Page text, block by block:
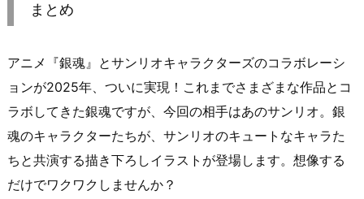
まとめ
アニメ『銀魂』とサンリオキャラクターズのコラボレーシ
ョンが2025年、ついに実現！これまでさまざまな作品とコ
ラボしてきた銀魂ですが、今回の相手はあのサンリオ。銀
魂のキャラクターたちが、サンリオのキュートなキャラた
ちと共演する描き下ろしイラストが登場します。想像する
だけでワクワクしませんか？